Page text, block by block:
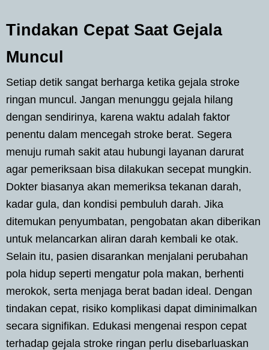
Tindakan Cepat Saat Gejala
Muncul
Setiap detik sangat berharga ketika gejala stroke
ringan muncul. Jangan menunggu gejala hilang
dengan sendirinya, karena waktu adalah faktor
penentu dalam mencegah stroke berat. Segera
menuju rumah sakit atau hubungi layanan darurat
agar pemeriksaan bisa dilakukan secepat mungkin.
Dokter biasanya akan memeriksa tekanan darah,
kadar gula, dan kondisi pembuluh darah. Jika
ditemukan penyumbatan, pengobatan akan diberikan
untuk melancarkan aliran darah kembali ke otak.
Selain itu, pasien disarankan menjalani perubahan
pola hidup seperti mengatur pola makan, berhenti
merokok, serta menjaga berat badan ideal. Dengan
tindakan cepat, risiko komplikasi dapat diminimalkan
secara signifikan. Edukasi mengenai respon cepat
terhadap gejala stroke ringan perlu disebarluaskan